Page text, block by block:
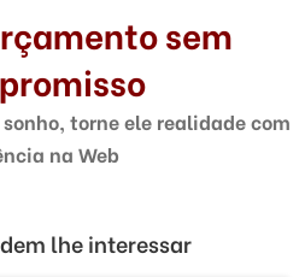
sem
torne ele realidade com
na Web
lhe interessar